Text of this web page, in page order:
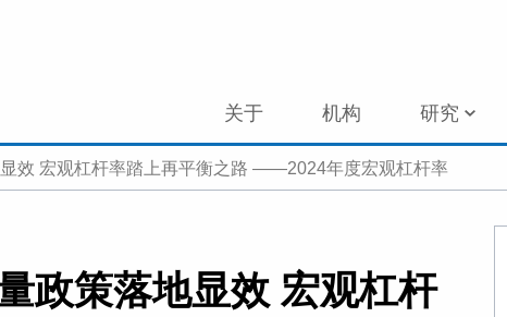
关于 机构 研究
效 宏观杠杆率踏上再平衡之路 ——2024年度宏观杠杆率
政策落地显效 宏观杠杆